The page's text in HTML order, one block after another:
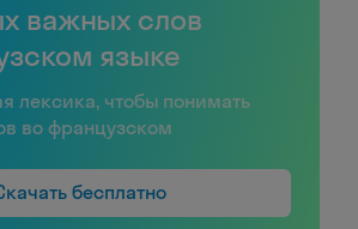
важных слов
языке
лексика, чтобы понимать
во французском
бесплатно